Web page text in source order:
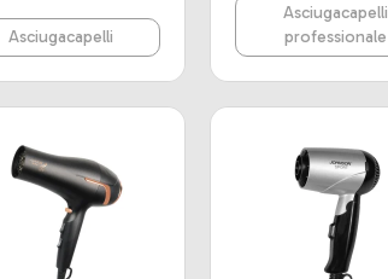
Asciugacapelli
Asciugacapelli
professionale